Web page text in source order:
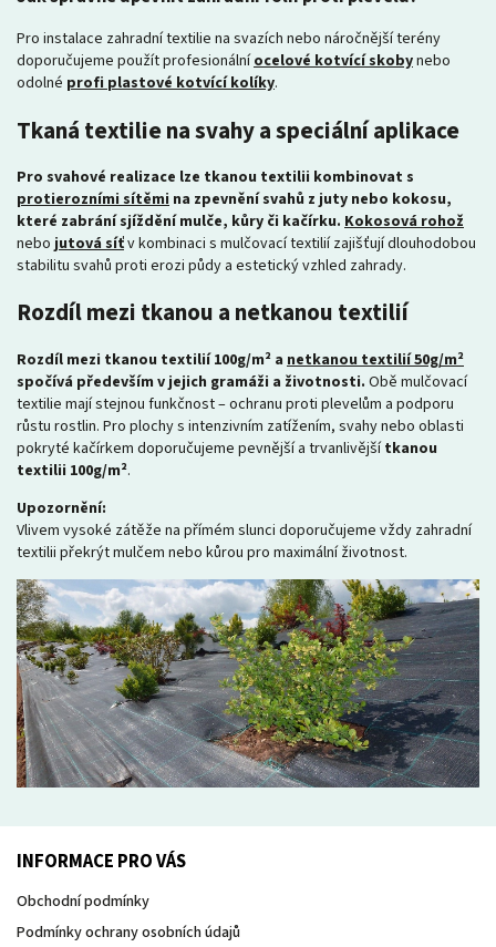
Pro instalace zahradní textilie na svazích nebo náročnější terény
doporučujeme použít profesionálníocelové kotvící skobynebo
odolné profi plastové kotvící kolíky.
Tkaná textilie na svahy a speciální aplikace
Pro svahové realizace lze tkanou textilii kombinovat s
protierozními sítěmi na zpevnění svahů z juty nebo kokosu,
které zabrání sjíždění mulče, kůry či kačírku. Kokosová rohož
nebojutová síťv kombinaci s mulčovací textilií zajišťují dlouhodobou
stabilitu svahů proti erozi půdy a estetický vzhled zahrady.
Rozdíl mezi tkanou a netkanou textilií
Rozdíl mezi tkanou textilií 100g/m² a netkanou textilií 50g/m²
spočívá především v jejich gramáži a životnosti. Obě mulčovací
textilie mají stejnou funkčnost – ochranu proti plevelům a podporu
růstu rostlin. Pro plochy s intenzivním zatížením, svahy nebo oblasti
pokryté kačírkem doporučujeme pevnější a trvanlivějšítkanou
textilii 100g/m².
Upozornění:
Vlivem vysoké zátěže na přímém slunci doporučujeme vždy zahradní
textilii překrýt mulčem nebo kůrou pro maximální životnost.
INFORMACE PRO VÁS
Obchodní podmínky
Podmínky ochrany osobních údajů